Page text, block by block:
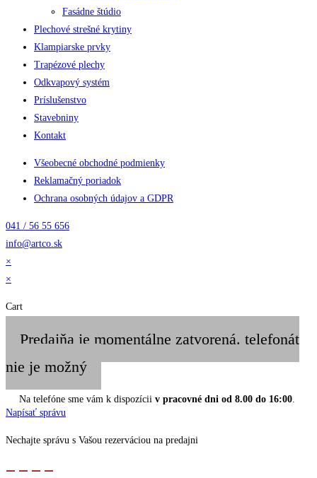
Fasádne štúdio
Plechové strešné krytiny
Klampiarske prvky
Trapézové plechy
Odkvapový systém
Príslušenstvo
Stavebniny
Kontakt
Všeobecné obchodné podmienky
Reklamačný poriadok
Ochrana osobných údajov a GDPR
041 / 56 55 656
info@artco.sk
×
×
Cart
Predajňa je momentálne zatvorená. telefonát
nie je možný
Na telefóne sme vám k dispozícii v pracovné dni od 8.00 do 16:00.
Napísať správu
Nechajte správu s Vašou rezerváciou na predajni